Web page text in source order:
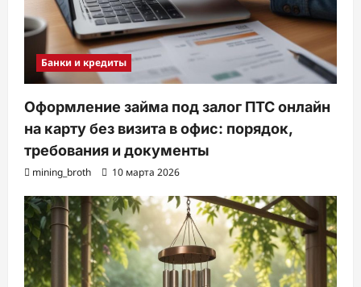
Банки и кредиты
Оформление займа под залог ПТС онлайн
на карту без визита в офис: порядок,
требования и документы
mining_broth 10 марта 2026